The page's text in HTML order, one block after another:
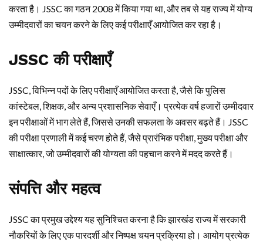
करता है। JSSC का गठन 2008 में किया गया था, और तब से यह राज्य में योग्य
उम्मीदवारों का चयन करने के लिए कई परीक्षाएँ आयोजित कर रहा है।
JSSC की परीक्षाएँ
JSSC, विभिन्न पदों के लिए परीक्षाएँ आयोजित करता है, जैसे कि पुलिस
कांस्टेबल, शिक्षक, और अन्य प्रशासनिक सेवाएँ। प्रत्येक वर्ष हजारों उम्मीदवार
इन परीक्षाओं में भाग लेते हैं, जिससे उनकी सफलता के अवसर बढ़ते हैं। JSSC
की परीक्षा प्रणाली में कई चरण होते हैं, जैसे प्रारंभिक परीक्षा, मुख्य परीक्षा और
साक्षात्कार, जो उम्मीदवारों की योग्यता की पहचान करने में मदद करते हैं।
संपत्ति और महत्व
JSSC का प्रमुख उद्देश्य यह सुनिश्चित करना है कि झारखंड राज्य में सरकारी
नौकरियों के लिए एक पारदर्शी और निष्पक्ष चयन प्रक्रिया हो। आयोग प्रत्येक